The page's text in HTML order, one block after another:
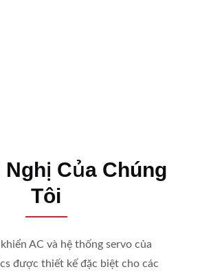
Nghị Của Chúng
Tôi
AC và hệ thống servo của
được thiết kế đặc biệt cho các